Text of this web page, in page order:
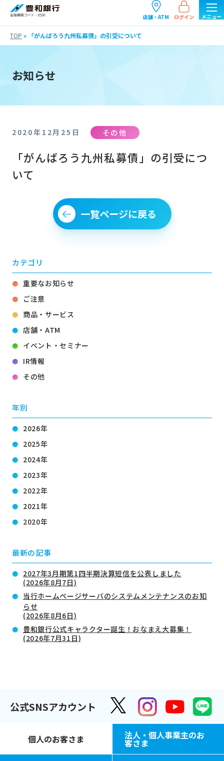
店舗・ATM ログイン
TOP » 「がんばろう九州私募債」の引受について
お知らせ
2020年12月25日 その他
「がんばろう九州私募債」の引受につ
いて
一覧ページに戻る
カテゴリ
重要なお知らせ
ご注意
商品・サービス
店舗・ATM
イベント・セミナー
IR情報
その他
年別
2026年
2025年
2024年
2023年
2022年
2021年
2020年
最新の記事
2027年3月期第1四半期決算短信を公表しました
(2026年8月7日)
当行ホームページサーバのシステムメンテナンスのお知
らせ
(2026年8月6日)
豊和銀行公式キャラクター誕生！おなまえ大募集！
(2026年7月31日)
公式SNSアカウント
個人のお客さま 法人・個人事業主のお
客さま